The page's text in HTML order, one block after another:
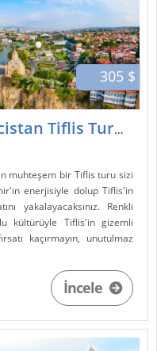
305 $
Turu 2 Gece 3 Gün
muhteşem bir Tiflis turu sizi
enerjisiyle dolup Tiflis'in
yakalayacaksınız. Renkli
kültürüyle Tiflis'in gizemli
kaçırmayın, unutulmaz
İncele